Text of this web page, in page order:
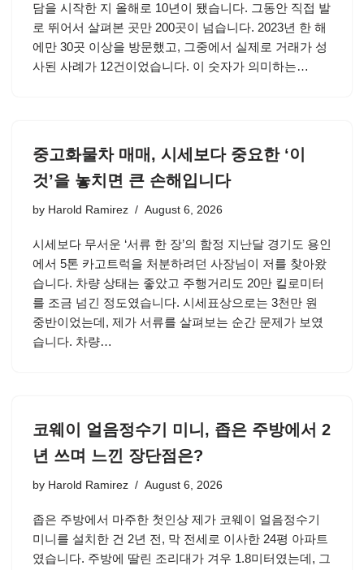
담을 시작한 지 올해로 10년이 됐습니다. 그동안 직접 발
로 뛰어서 살펴본 곳만 200곳이 넘습니다. 2023년 한 해
에만 30곳 이상을 방문했고, 그중에서 실제로 거래가 성
사된 사례가 12건이었습니다. 이 숫자가 의미하는…
중고화물차 매매, 시세보다 중요한 ‘이
것’을 놓치면 큰 손해입니다
by Harold Ramirez August 6, 2026
시세보다 무서운 ‘서류 한 장’의 함정 지난달 경기도 용인
에서 5톤 카고트럭을 처분하려던 사장님이 저를 찾아왔
습니다. 차량 상태는 좋았고 주행거리도 20만 킬로미터
를 조금 넘긴 정도였습니다. 시세표상으로는 3천만 원
중반이었는데, 제가 서류를 살펴보는 순간 문제가 보였
습니다. 차량…
코웨이 얼음정수기 미니, 좁은 주방에서 2
년 쓰며 느낀 장단점은?
by Harold Ramirez August 6, 2026
좁은 주방에서 마주한 첫인상 제가 코웨이 얼음정수기
미니를 설치한 건 2년 전, 막 전세로 이사한 24평 아파트
였습니다. 주방에 딸린 조리대가 겨우 1.8미터였는데, 그